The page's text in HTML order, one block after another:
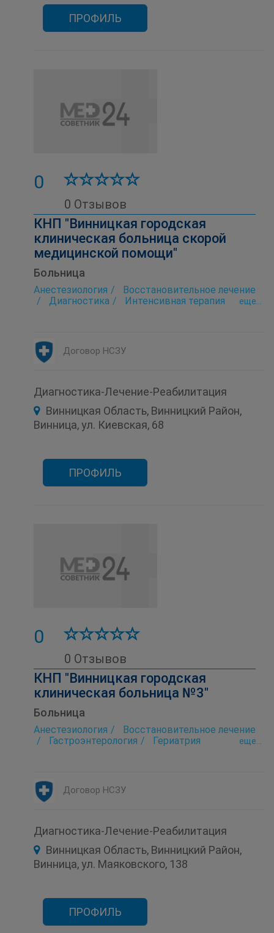
ПРОФИЛЬ
0
0 Отзывов
КНП "Винницкая городская
клиническая больница скорой
медицинской помощи"
Больница
Анестезиология
Восстановительное лечение
Диагностика
Интенсивная терапия
Нейрохирургия
Рентгенология
Ультразвуковое исследование (УЗИ)
Функциональная диагностика
Хирургия
Эндоскопия
eще...
Договор НСЗУ
Диагностика-Лечение-Реабилитация
Винницкая Область, Винницкий Район,
Винница, ул. Киевская, 68
ПРОФИЛЬ
0
0 Отзывов
КНП "Винницкая городская
клиническая больница №3"
Больница
Анестезиология
Восстановительное лечение
Гастроэнтерология
Гериатрия
Онкология
Оториноларингология (ЛОР)
Офтальмология
Функциональная диагностика
Хирургия
eще...
Договор НСЗУ
Диагностика-Лечение-Реабилитация
Винницкая Область, Винницкий Район,
Винница, ул. Маяковского, 138
ПРОФИЛЬ